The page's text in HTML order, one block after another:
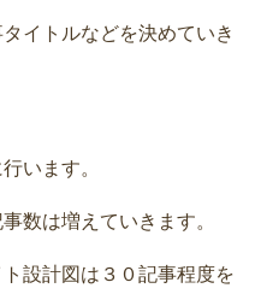
イトルなどを決めていき
います。
数は増えていきます。
設計図は３０記事程度を